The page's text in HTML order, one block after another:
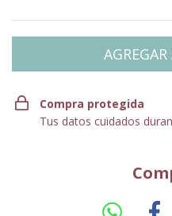
Compra protegida
Tus datos cuidados